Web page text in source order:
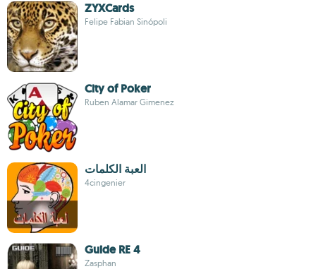
ZYXCards
Felipe Fabian Sinópoli
City of Poker
Ruben Alamar Gimenez
العبة الكلمات
4cingenier
Guide RE 4
Zasphan